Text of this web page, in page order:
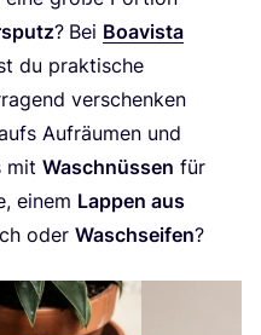
? Bei Boavis­ta
du prak­ti­sche
ver­schen­ken
Auf­räu­men und
mit Wasch­nüs­sen für
einem Lap­pen aus
oder Wasch­sei­fen?